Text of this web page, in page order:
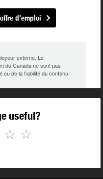
d’emploi
externe. Le
du Canada ne sont pas
ou de la fiabilité du contenu.
useful?
☆
☆